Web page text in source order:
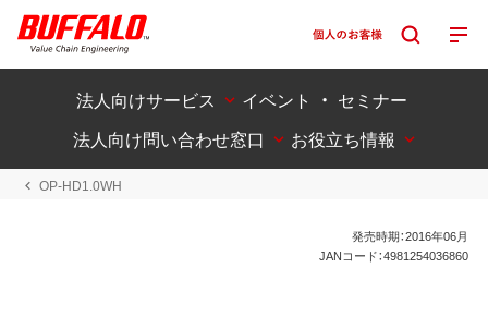
法人向けサービス
イベント ・ セミナー
法人向け問い合わせ窓口
お役立ち情報
OP-HD1.0WH
発売時期：2016年06月
JANコード：4981254036860